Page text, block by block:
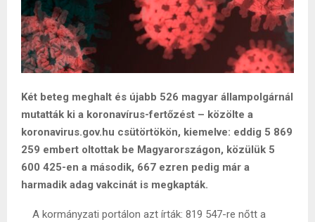
Két beteg meghalt és újabb 526 magyar állampolgárnál
mutatták ki a koronavírus-fertőzést – közölte a
koronavirus.gov.hu csütörtökön, kiemelve: eddig 5 869
259 embert oltottak be Magyarországon, közülük 5
600 425-en a második, 667 ezren pedig már a
harmadik adag vakcinát is megkapták.
A kormányzati portálon azt írták: 819 547-re nőtt a